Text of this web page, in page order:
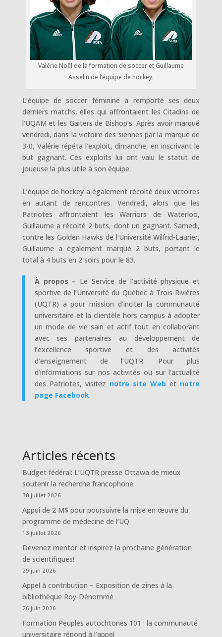
Valérie Noël de la formation de soccer et Guillaume
Asselin de l’équipe de hockey.
L’équipe de soccer féminine a remporté ses deux
derniers matchs, elles qui affrontaient les Citadins de
l’UQAM et les Gaiters de Bishop’s. Après avoir marqué
vendredi, dans la victoire des siennes par la marque de
3-0, Valérie répéta l’exploit, dimanche, en inscrivant le
but gagnant. Ces exploits lui ont valu le statut de
joueuse la plus utile à son équipe.
L’équipe de hockey a également récolté deux victoires
en autant de rencontres. Vendredi, alors que les
Patriotes affrontaient les Warriors de Waterloo,
Guillaume a récolté 2 buts, dont un gagnant. Samedi,
contre les Golden Hawks de l’Université Wilfrid-Laurier,
Guillaume a également marqué 2 buts, portant le
total à 4 buts en 2 soirs pour le 83.
À propos – Le Service de l’activité physique et
sportive de l’Université du Québec à Trois-Rivières
(UQTR) a pour mission d’inciter la communauté
universitaire et la clientèle hors campus à adopter
un mode de vie sain et actif tout en collaborant
avec ses partenaires au développement de
l’excellence sportive et des activités
d’enseignement de l’UQTR. Pour plus
d’informations sur nos activités ou sur l’actualité
des Patriotes, visitez notre site Web et notre
page Facebook.
Articles récents
Budget fédéral: L’UQTR presse Ottawa de mieux
soutenir la recherche francophone
30 juillet 2026
Appui de 2 M$ pour poursuivre la mise en œuvre du
programme de médecine de l’UQ
13 juillet 2026
Devenez mentor et inspirez la prochaine génération
de scientifiques!
29 juin 2026
Appel à contribution – Exposition de zines à la
bibliothèque Roy-Dénommé
26 juin 2026
Formation Peuples autochtones 101 : la communauté
universitaire répond à l’appel